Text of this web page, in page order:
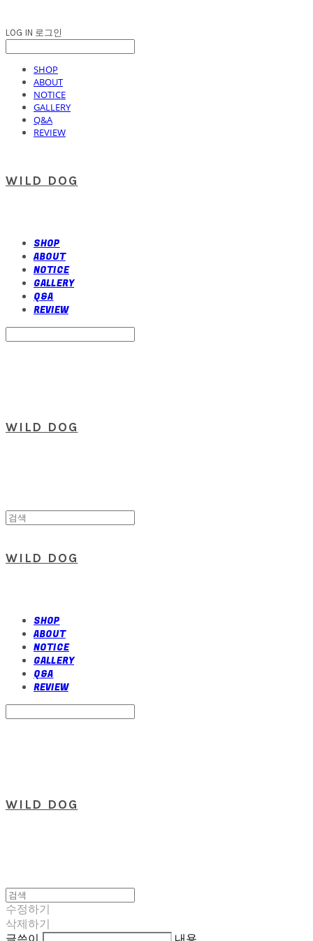
LOG IN 로그인
SHOP
ABOUT
NOTICE
GALLERY
Q&A
REVIEW
WILD DOG
SHOP
ABOUT
NOTICE
GALLERY
Q&A
REVIEW
WILD DOG
WILD DOG
SHOP
ABOUT
NOTICE
GALLERY
Q&A
REVIEW
WILD DOG
수정하기
삭제하기